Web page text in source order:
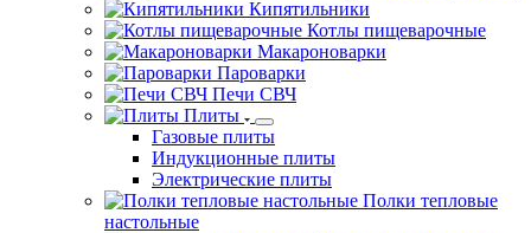
Кипятильники
Котлы пищеварочные
Макароноварки
Пароварки
Печи СВЧ
Плиты
Газовые плиты
Индукционные плиты
Электрические плиты
Полки тепловые
настольные